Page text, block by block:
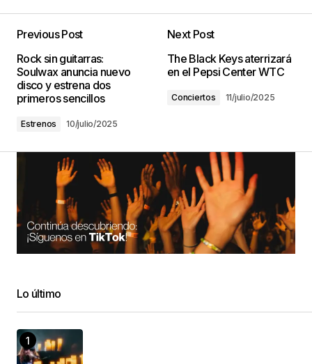
Previous Post
Rock sin guitarras:
Soulwax anuncia nuevo
disco y estrena dos
primeros sencillos
Estrenos 10/julio/2025
Next Post
The Black Keys aterrizará
en el Pepsi Center WTC
Conciertos 11/julio/2025
Lo último